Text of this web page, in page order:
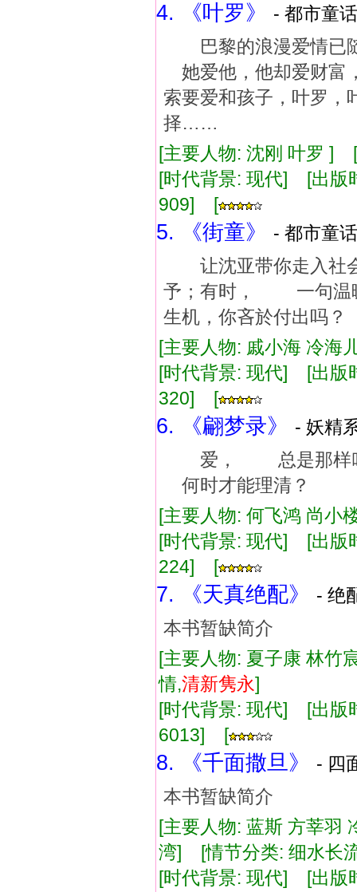
4. 《叶罗》
- 都市童
巴黎的浪漫爱情已
她爱他，他却爱财富
索要爱和孩子，叶罗，
择……
[主要人物: 沈刚 叶罗 ]
[时代背景: 现代] [出
909] [
5. 《街童》
- 都市童
让沈亚带你走入社
予；有时， 一句温
生机，你吝於付出吗？
[主要人物: 戚小海 冷
[时代背景: 现代] [出
320] [
6. 《翩梦录》
- 妖精
爱， 总是那样叫
何时才能理清？
[主要人物: 何飞鸿 尚
[时代背景: 现代] [出
224] [
7. 《天真绝配》
- 绝
本书暂缺简介
[主要人物: 夏子康 林
情,清新隽永]
[时代背景: 现代] [出
6013] [
8. 《千面撒旦》
- 四
本书暂缺简介
[主要人物: 蓝斯 方莘羽
湾] [情节分类: 细水长
[时代背景: 现代] [出